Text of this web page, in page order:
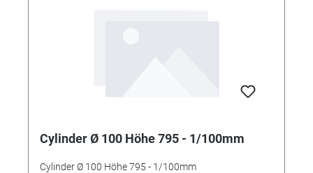
Cylinder Ø 100 Höhe 795 - 1/100mm
Cylinder Ø 100 Höhe 795 - 1/100mm